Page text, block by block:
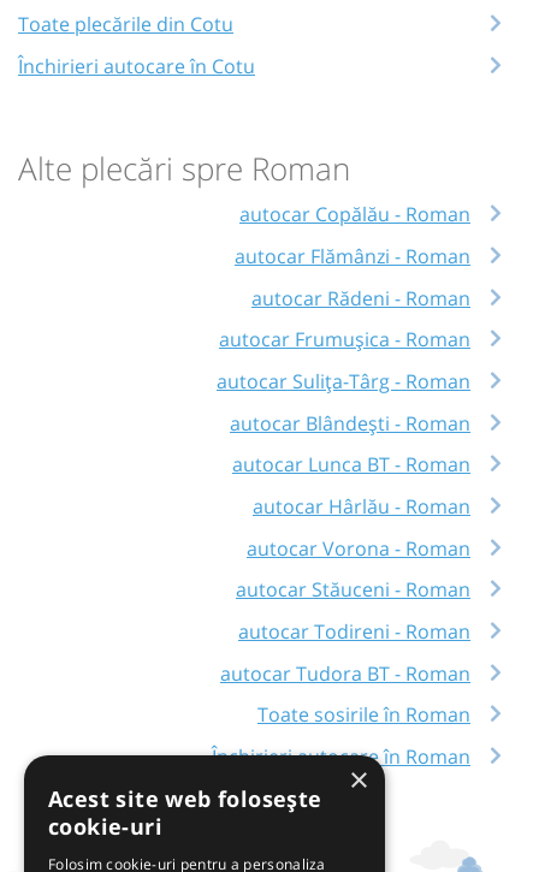
Toate plecările din Cotu
Închirieri autocare în Cotu
Alte plecări spre Roman
autocar Copălău - Roman
autocar Flămânzi - Roman
autocar Rădeni - Roman
autocar Frumușica - Roman
autocar Sulița-Târg - Roman
autocar Blândești - Roman
autocar Lunca BT - Roman
autocar Hârlău - Roman
autocar Vorona - Roman
autocar Stăuceni - Roman
autocar Todireni - Roman
autocar Tudora BT - Roman
Toate sosirile în Roman
Închirieri autocare în Roman
×
Acest site web folosește
cookie-uri
Folosim cookie-uri pentru a personaliza